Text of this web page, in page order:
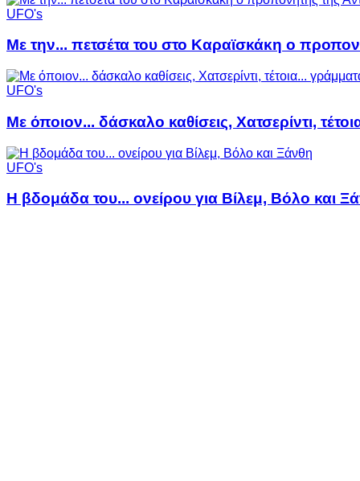
UFO's
Με την... πετσέτα του στο Καραϊσκάκη ο
UFO's
Με όποιον... δάσκαλο καθίσεις, Χατσερίντι,
UFO's
Η βδομάδα του... ονείρου για Βίλεμ, Βόλο και